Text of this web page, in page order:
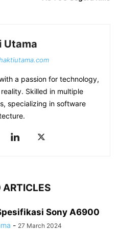
Utama
a passion for technology,
Skilled in multiple
specializing in software
ARTICLES
Sony A6900
- 27 March 2024